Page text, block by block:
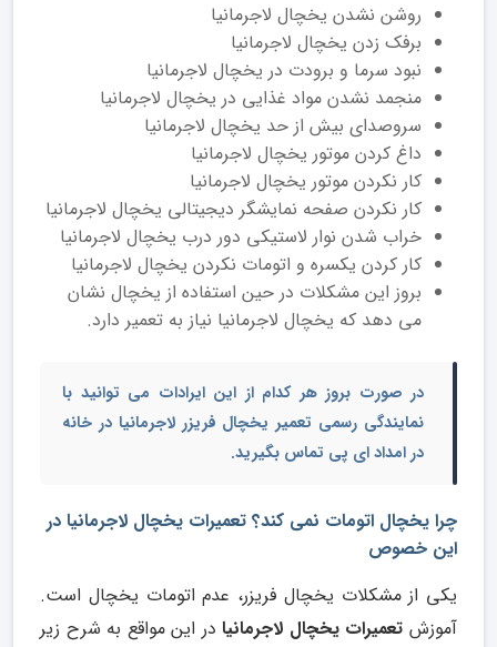
روشن نشدن یخچال لاجرمانیا
برفک زدن یخچال لاجرمانیا
نبود سرما و برودت در یخچال لاجرمانیا
منجمد نشدن مواد غذایی در یخچال لاجرمانیا
سروصدای بیش از حد یخچال لاجرمانیا
داغ کردن موتور یخچال لاجرمانیا
کار نکردن موتور یخچال لاجرمانیا
کار نکردن صفحه نمایشگر دیجیتالی یخچال لاجرمانیا
خراب شدن نوار لاستیکی دور درب یخچال لاجرمانیا
کار کردن یکسره و اتومات نکردن یخچال لاجرمانیا
بروز این مشکلات در حین استفاده از یخچال نشان
می دهد که یخچال لاجرمانیا نیاز به تعمیر دارد.
در صورت بروز هر کدام از این ایرادات می توانید با
نمایندگی رسمی تعمیر یخچال فریزر لاجرمانیا در خانه
در امداد ای پی تماس بگیرید.
چرا یخچال اتومات نمی کند؟ تعمیرات یخچال لاجرمانیا در
این خصوص
یکی از مشکلات یخچال فریزر، عدم اتومات یخچال است.
آموزش تعمیرات یخچال لاجرمانیادر این مواقع به شرح زیر